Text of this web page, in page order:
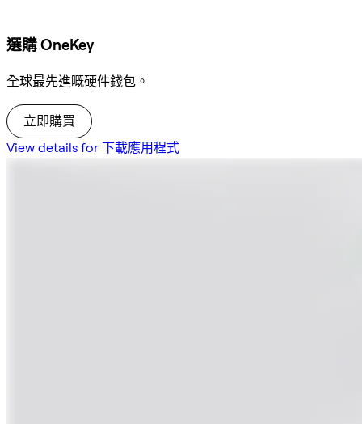
選購 OneKey
全球最先進嘅硬件錢包。
立即購買
View details for 下載應用程式